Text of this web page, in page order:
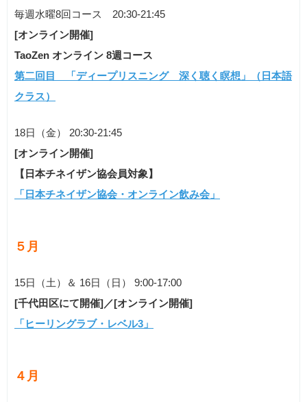
毎週水曜8回コース 20:30-21:45
[オンライン開催]
TaoZen オンライン 8週コース
第二回目 「ディープリスニング 深く聴く瞑想」（ 日本語
クラス）
18日（金） 20:30-21:45
[オンライン開催]
【日本チネイザン協会員対象】
「日本チネイザン協会・オンライン飲み会」
５月
15日（土）＆ 16日（日） 9:00-17:00
[千代田区にて開催]／[オンライン開催]
「ヒーリングラブ・レベル3」
４月